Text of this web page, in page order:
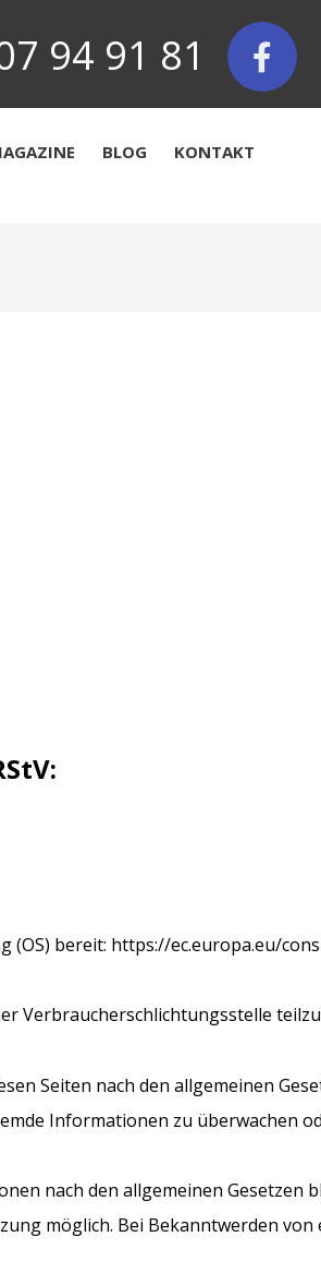
94 91 81
BLOG KONTAKT
(OS) bereit: https://ec.europa.eu/
Verbraucherschlichtungsstelle
Seiten nach den allgemeinen
Informationen zu überwachen
nach den allgemeinen Gesetzen
möglich. Bei Bekanntwerden